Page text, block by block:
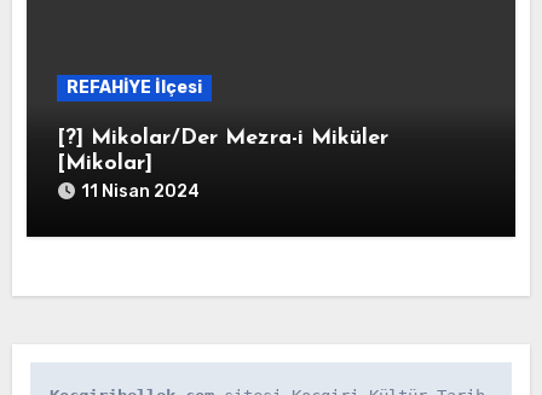
REFAHİYE İlçesi
[?] Mikolar/Der Mezra-i Miküler
[Mikolar]
11 Nisan 2024